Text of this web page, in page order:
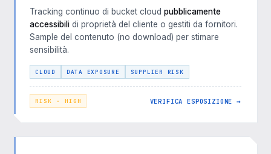
Tracking continuo di bucket cloud pubblicamente
accessibili di proprietà del cliente o gestiti da fornitori.
Sample del contenuto (no download) per stimare
sensibilità.
CLOUD DATA EXPOSURE SUPPLIER RISK
RISK · HIGH VERIFICA ESPOSIZIONE →